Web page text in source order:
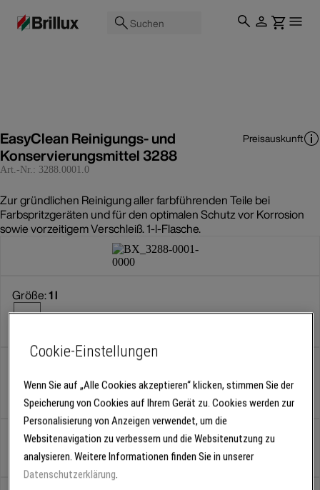
Suchen
EasyClean Reinigungs- und
Konservierungsmittel 3288
Art.-Nr.: 3288.0001.0
Preisauskunft
Zur gründlichen Reinigung aller farbführenden Teile bei
Farbspritzgeräten und für den optimalen Schutz vor Korrosion
sowie vorzeitigem Verschleiß. 1-l-Flasche.
Größe:1 l
1 l
und Konservierungsmittel
und Konservierungsmittel
Stück
Cookie-Einstellungen
Wenn Sie auf „Alle Cookies akzeptieren“ klicken, stimmen Sie der
Speicherung von Cookies auf Ihrem Gerät zu. Cookies werden zur
Personalisierung von Anzeigen verwendet, um die
Websitenavigation zu verbessern und die Websitenutzung zu
analysieren. Weitere Informationen finden Sie in unserer
Datenschutzerklärung.